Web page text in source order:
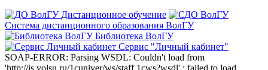
Дистанционное обучение
Система дистанционного образования ВолГУ
Библиотека ВолГУ
Сервис "Личный кабинет"
SOAP-ERROR: Parsing WSDL: Couldn't load from
'http://is.volsu.ru/1cuniver/ws/staff.1cws?wsdl' : failed to load